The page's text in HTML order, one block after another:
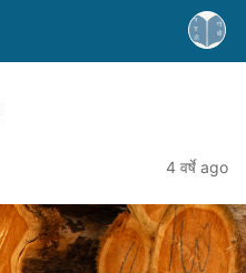
4 वर्षे ago